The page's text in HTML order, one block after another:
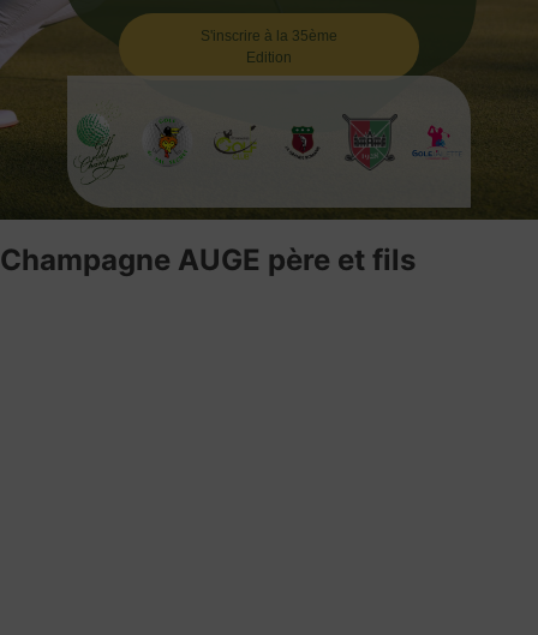
S'inscrire à la 35ème
Edition
Champagne AUGE père et fils